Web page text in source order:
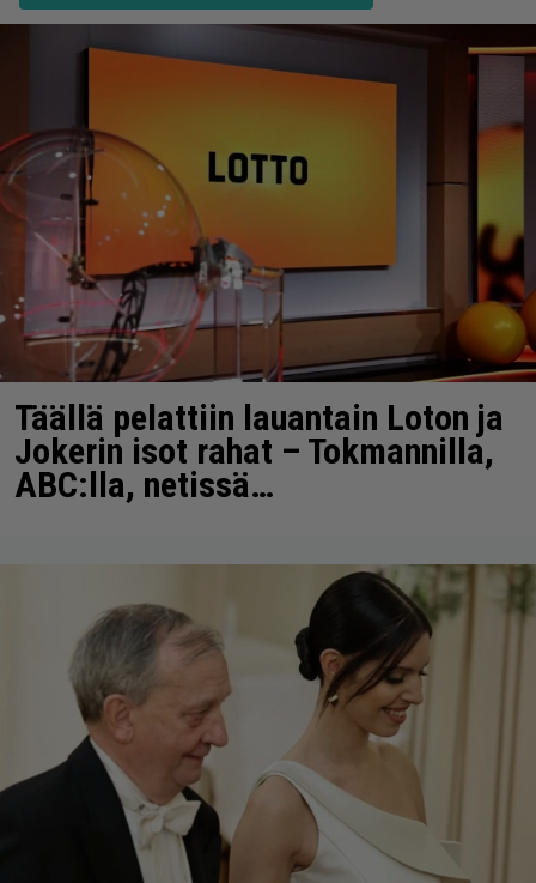
Täällä pelattiin lauantain Loton ja
Jokerin isot rahat – Tokmannilla,
ABC:lla, netissä…